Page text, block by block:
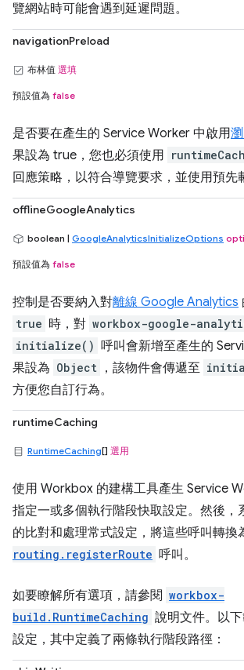
覽網站時可能會遇到延遲問題。
navigationPreload
布林值 選填
預設值為 false
是否要在產生的 Service Worker 中啟用
果設為 true，您也必須使用
回應策略，以符合導覽要求，並使用預先
offlineGoogleAnalytics
boolean | GoogleAnalyticsInitializeOptions
預設值為 false
控制是否要納入對離線 Google Analytics
true 時，對 workbox-google-
initialize() 呼叫會新增至產生的
果設為 Object ，該物件會傳遞至
方便您自訂行為。
runtimeCaching
RuntimeCaching[] 選用
使用 Workbox 的建構工具產生 Service
指定一或多個執行階段快取設定。然後，
的比對和處理常式設定，將這些呼叫轉換
routing.registerRoute 呼叫。
如要瞭解所有選項，請參閱 workbox-
build.RuntimeCaching 說明文件。以
設定，其中定義了兩條執行階段路徑：